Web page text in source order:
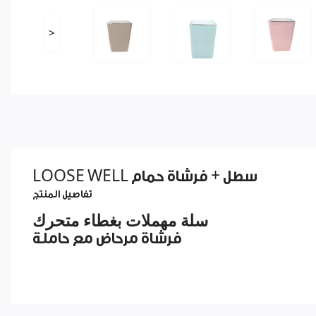
<
سطل + فرشاة حمام LOOSE WELL
تفاصيل المنتج
سلة مهملات بغطاء متحرك
فرشاة مرحاض مع حاملة